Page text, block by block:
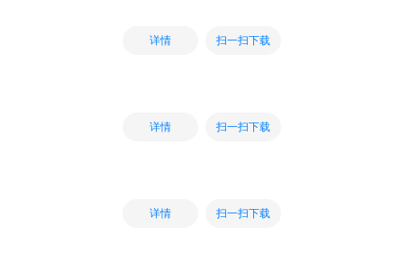
详情 扫一扫下载
详情 扫一扫下载
详情 扫一扫下载